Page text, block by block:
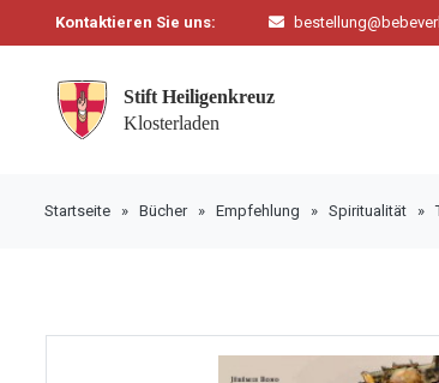
Kontaktieren Sie uns:
Startseite » Bücher» Empfehlung » Spiritualität »